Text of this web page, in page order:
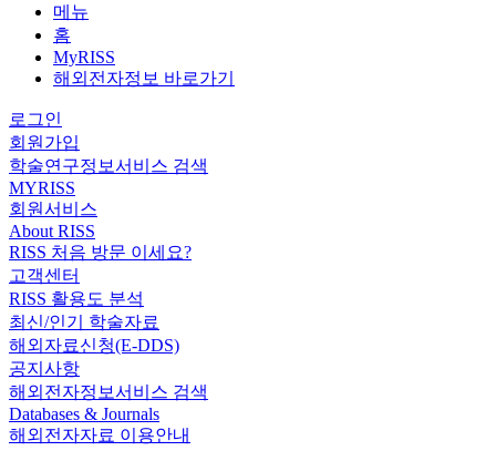
메뉴
홈
MyRISS
해외전자정보 바로가기
로그인
회원가입
학술연구정보서비스 검색
MYRISS
회원서비스
About RISS
RISS 처음 방문 이세요?
고객센터
RISS 활용도 분석
최신/인기 학술자료
해외자료신청(E-DDS)
공지사항
해외전자정보서비스 검색
Databases & Journals
해외전자자료 이용안내